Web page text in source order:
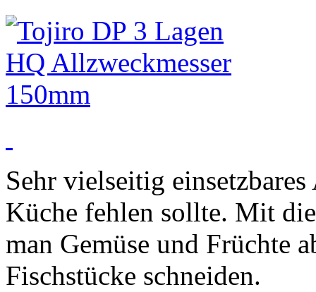
Sehr vielseitig
Küche fehlen sollte. Mit
man Gemüse und Früchte
Fischstücke schneiden.